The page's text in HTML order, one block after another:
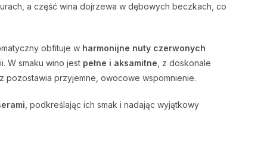
a część wina dojrzewa w dębowych beczkach, co
obfituje w harmonijne nuty czerwonych
W smaku wino jest pełne i aksamitne , z doskonale
pozostawia przyjemne, owocowe wspomnienie.
, podkreślając ich smak i nadając wyjątkowy